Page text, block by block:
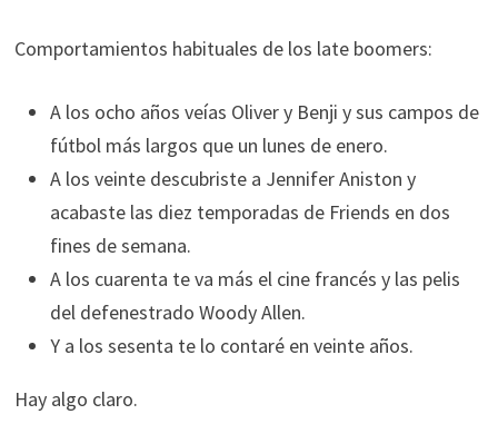
Comportamientos habituales de los late boomers:
A los ocho años veías Oliver y Benji y sus campos de
fútbol más largos que un lunes de enero.
A los veinte descubriste a Jennifer Aniston y
acabaste las diez temporadas de Friends en dos
fines de semana.
A los cuarenta te va más el cine francés y las pelis
del defenestrado Woody Allen.
Y a los sesenta te lo contaré en veinte años.
Hay algo claro.